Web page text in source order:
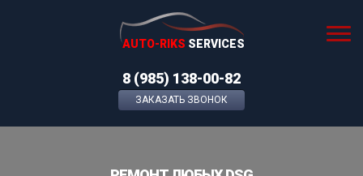
AUTO-RIKS SERVICES
8 (985) 138-00-82
ЗАКАЗАТЬ ЗВОНОК